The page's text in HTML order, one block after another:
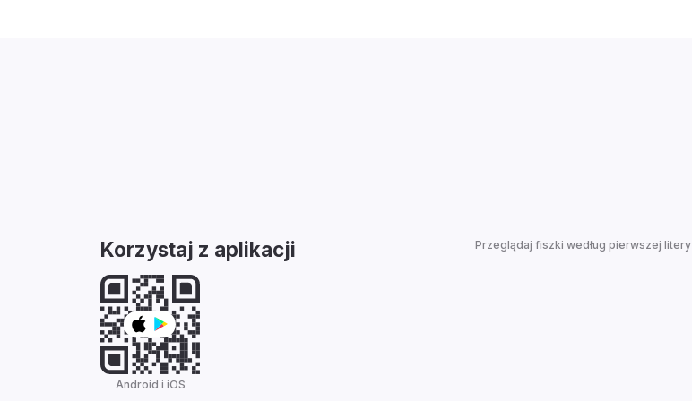
Korzystaj z aplikacji
Android i iOS
Przeglądaj fiszki według pierwszej litery